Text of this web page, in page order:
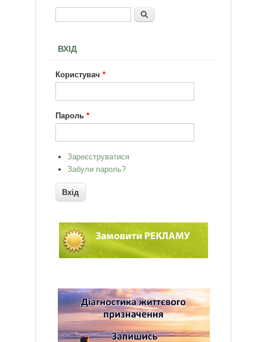
Пошукова форма
Пошук
ВХІД
Користувач*
Пароль*
Зареєструватися
Забули пароль?